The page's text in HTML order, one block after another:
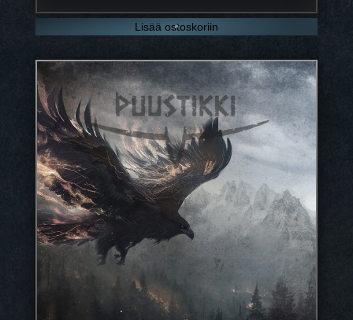
Lisää ostoskoriin